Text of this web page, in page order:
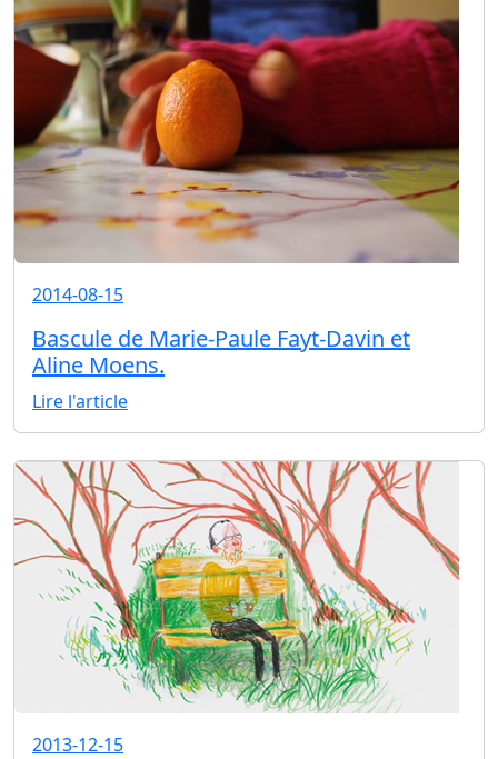
2014-08-15
Bascule de Marie-Paule Fayt-Davin et
Aline Moens.
Lire l'article
2013-12-15